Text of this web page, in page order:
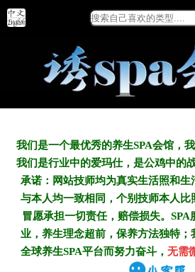
我们是一个最优秀的养生SPA会馆，
我们是行业中的爱玛仕，是公鸡中的
承诺：网站技师均为真实生活照和生
与本人均一致相同，个别技师本人比
冒愿承担一切责任，赔偿损失。
业，养生理念超前，保养方法独特；
全球养生SPA平台而努力奋斗， 无需